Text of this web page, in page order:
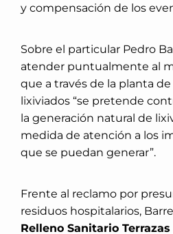
y compensación de los
Sobre el particular Pedro
atender puntualmente al
que a través de la planta
lixiviados “se pretende
la generación natural de
medida de atención a los
que se puedan generar”.
Frente al reclamo por
residuos hospitalarios,
Relleno Sanitario